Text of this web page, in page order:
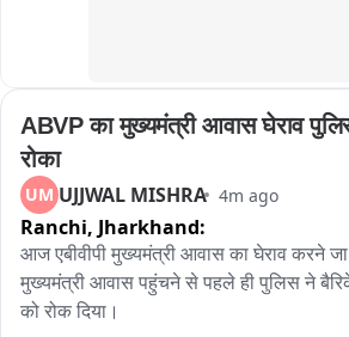
ABVP का मुख्यमंत्री आवास घेराव
रोका
UM UJJWAL MISHRA 4m ago
Ranchi, Jharkhand:
आज एबीवीपी मुख्यमंत्री आवास का घेराव करने
मुख्यमंत्री आवास पहुंचने से पहले ही पुलिस ने
को रोक दिया।